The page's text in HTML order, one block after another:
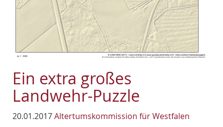
Ein extra großes
Landwehr-Puzzle
20.01.2017Altertumskommission für Westfalen